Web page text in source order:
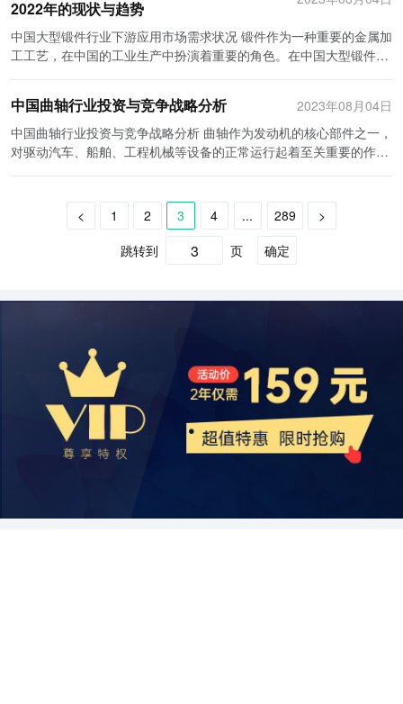
也应加大对切削刀具制造行业的支持力度，通过提供政策支持和技术
援助等手段，促进切削刀具制造行业更好地发展，推动制造业的升级
和转型。
将不断推出更加环保和可回收利用的产品。例如，使用可生物降解材
富的市场机遇。比如，锂离子电池作为新能源汽车的重要组成部分，
产业，对锡产品的需求也将持续增长。因此，中国金属锡行业有望在
未来持续发展，并成为全球锡产业的领导者。 为了实现可持续发展，
程中产生的废渣、废水和废气对环境造成污染，且资源利用率偏低。
排放和能源消耗，推动行业向绿色可持续发展方向转型。 综上所述，
中国金属锡行业面临着机遇和挑战并存的情况。当前，行业发展势头
应加强矿产资源保障，促进技术创新和绿色发展，实现可持续发展，
为实现锡行业的长远发展奠定基础。
发展前景十分广阔。随着全球经济的转型升级和绿色发展的需求增
加，稀土的重要性日益凸显。稀土是很多高科技和新兴产业的基础材
料，例如电子产品、新能源汽车、光伏发电等，这些产业的快速发展
对稀土的需求量不断增加。同时，稀土的应用范围也在不断扩大，未
强的竞争优势，同时也具备较大的出口潜力，可以进一步拓展国际市
为“国家战略性新兴产业”，将加大对稀土行业的支持力度，鼓励科技
创新和产业升级，提高稀土产品的附加值和市场竞争力。 然而，中国
个重要课题。由于稀土采矿和冶炼加工对环境的影响较大，中国政府
加大了对稀土资源的保护力度，实施了严格的环境保护标准。但是，
一些地方存在违规开采和非法冶炼等问题，对环境造成了严重污染。
因此，进一步加强稀土资源的管理和监管势在必行。其次，稀土产品
际合作和技术交流，提高供应链的稳定性和可持续发展能力。 综合以
上分析，中国稀土行业在发展现状和前景上仍然具有较大的优势和潜
力。政府的政策支持和稀土资源的优势将为中国稀土行业提供发展的
机遇。同时，中国稀土企业还需要面对一些挑战和问题，加强资源管
理和环境保护，提高技术创新和附加值，才能在全球稀土市场上保持
竞争力。相信随着中国稀土行业的不断发展壮大，将为国家经济的可
持续发展和高质量发展做出积极贡献。
善产品质量方面取得了显著进展。大型锻件的广泛应用于核电、航空
航天、交通运输、冶金矿山等行业，对其市场需求不断增加。尤其是
随着国家成熟制造产业转向高端制造，大型锻件行业的市场前景将更
更加注重科技创新和技术升级。新材料的应用、新工艺的研发，将推
动大型锻件行业向高附加值、高技术含量的发展方向迈进。另一方
面，随着绿色制造理念的普及，大型锻件行业将更加注重环境保护和
可持续发展。减少能源消耗、降低环境污染将成为大型锻件企业的重
中国大型锻件企业较多，但大多数是小型企业。这些企业常常缺乏资
金和技术支持，限制了其进一步发展。为了加快大型锻件行业整体发
强技术培训、降低税收负担等措施，中小企业将有机会得到更好的发
件行业取得了明显的进展，部分企业的产品已远销海外。随着“一带
锻件行业将与国际市场齐头并进。 综上所述，中国大型锻件行业市场
前景可观，发展趋势向好。政府应加大对大型锻件行业的支持力度，
加强行业监管和标准制定，为企业提供更好的发展环境。与此同时，
大型锻件企业也应注重科技创新和环境友好型生产，以适应市场需求
和国家发展战略。相信在各方共同努力下，中国大型锻件行业必将迎
来更加美好的发展前景。
2022年的现状与趋势
中国大型锻件行业下游应用市场需求状况 锻件作为一种重要的金属加
工工艺，在中国的工业生产中扮演着重要的角色。在中国大型锻件行
源、交通运输、化工、机械制造等领域，对大型锻件的需求不断增
长。其中，能源领域是最主要的需求市场之一。随着能源领域的不断
发展，各种能源设备如火电、核电、风电、太阳能等的使用不断增
要被制造出来以满足市场需求。 此外，在交通运输领域，大型锻件也
扮演着重要的角色。随着中国经济的快速发展，交通运输工具的需求
量不断增加，特别是铁路和航空领域。高速铁路的建设，以及飞机制
造业的发展，都对大型锻件的需求提出了更高要求。在高速铁路和航
等。 化工领域也是大型锻件行业的下游应用市场之一。化工行业对于
设备的理想选择。 另外，机械制造领域对大型锻件的需求也非常大。
机械制造行业是中国经济的重要组成部分，而锻件在机械制造过程中
扮演着至关重要的角色。各类机械设备如起重机、挖掘机、钢铁轧机
等，都需要用到大型锻件作为其中关键零部件，以确保设备的正常运
行和高效工作。 然而，在满足这些需求的同时，中国大型锻件行业也
面临着一些挑战和问题。首先，技术水平还有待提高。虽然中国的锻
中国曲轴行业投资与竞争战略分析
2023年08月04日
中国曲轴行业投资与竞争战略分析 曲轴作为发动机的核心部件之一，
对驱动汽车、船舶、工程机械等设备的正常运行起着至关重要的作
协会的统计数据显示，中国每年汽车产量以及销量都位居全球前列。
随着汽车保有量的持续增加，其售后市场也呈现出快速增长的趋势。
不断增加。因此，投资曲轴行业具有广阔的发展前景。 其次，中国曲
因素。传统的生产工艺已经无法满足市场对高品质、高性能曲轴的需
求。因此，曲轴企业需要加大在技术创新领域的研发力度，不断推陈
出新，提供更具竞争力的产品。同时，企业还需要加强质量管理，确
保产品符合国际标准和客户要求。品牌认知度和口碑的提升也是竞争
战略的重要一环，通过市场营销等手段加强品牌推广，树立企业形
< 1 2 3 4 ... 289
>
跳转到
页 确定